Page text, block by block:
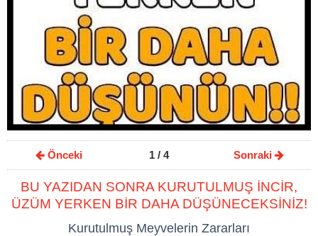
Önceki 1/ 4 Sonraki
BU YAZIDAN SONRA KURUTULMUŞ İNCİR,
ÜZÜM YERKEN BİR DAHA DÜŞÜNECEKSİNİZ!
Kurutulmuş Meyvelerin Zararları